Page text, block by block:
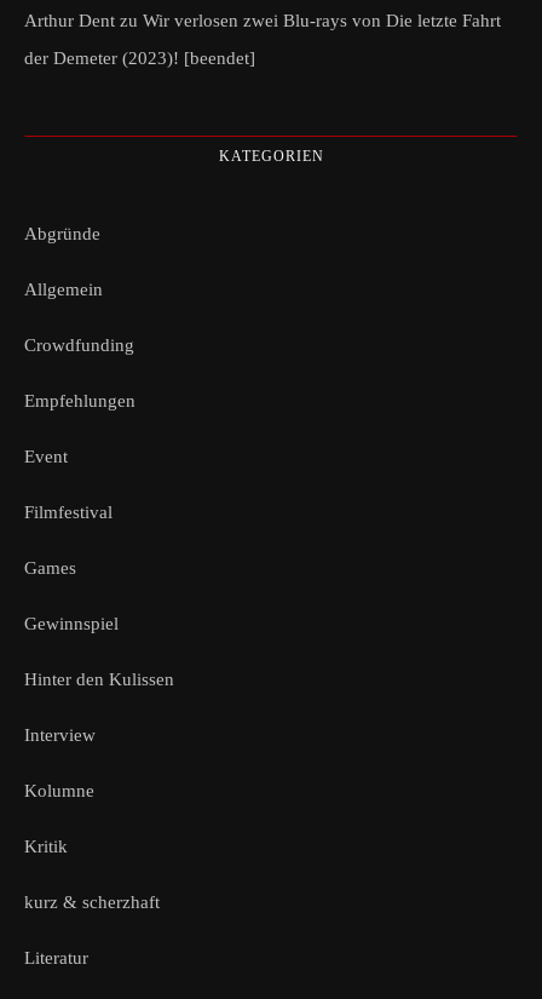
Arthur Dent zu Wir verlosen zwei Blu-rays von Die letzte Fahrt
der Demeter (2023)! [beendet]
KATEGORIEN
Abgründe
Allgemein
Crowdfunding
Empfehlungen
Event
Filmfestival
Games
Gewinnspiel
Hinter den Kulissen
Interview
Kolumne
Kritik
kurz & scherzhaft
Literatur